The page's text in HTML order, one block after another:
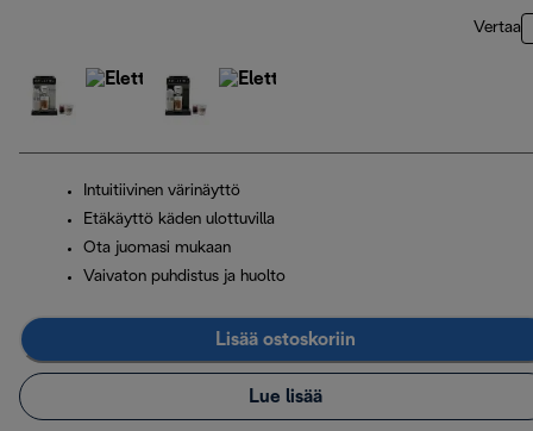
Vertaa
Intuitiivinen värinäyttö
Etäkäyttö käden ulottuvilla
Ota juomasi mukaan
Vaivaton puhdistus ja huolto
Lisää ostoskoriin
Lue lisää